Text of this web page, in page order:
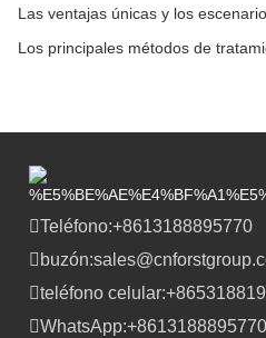
Teléfono:+8613188895770
buzón:
teléfono celular:
WhatsApp:+8613188895770